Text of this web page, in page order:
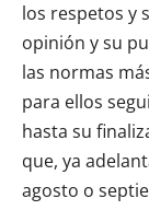
los respetos y
opinión y su
las normas
para ellos
hasta su
que, ya
agosto o